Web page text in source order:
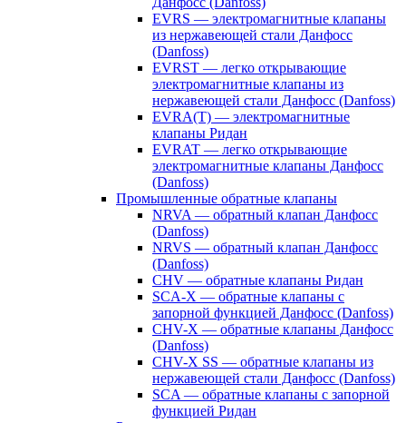
EVRS — электромагнитные клапаны
из нержавеющей стали Данфосс
(Danfoss)
EVRST — легко открывающие
электромагнитные клапаны из
нержавеющей стали Данфосс (Danfoss)
EVRA(T) — электромагнитные
клапаны Ридан
EVRAT — легко открывающие
электромагнитные клапаны Данфосс
(Danfoss)
Промышленные обратные клапаны
NRVA — обратный клапан Данфосс
(Danfoss)
NRVS — обратный клапан Данфосс
(Danfoss)
CHV — обратные клапаны Ридан
SCA-X — обратные клапаны с
запорной функцией Данфосс (Danfoss)
CHV-X — обратные клапаны Данфосс
(Danfoss)
CHV-X SS — обратные клапаны из
нержавеющей стали Данфосс (Danfoss)
SCA — обратные клапаны с запорной
функцией Ридан